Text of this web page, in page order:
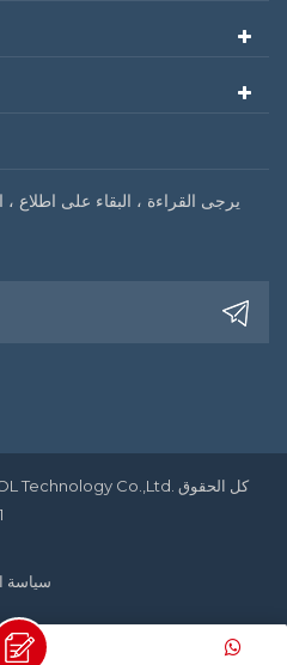
يرجى القراءة ، البقاء على اطلاع
سياسة